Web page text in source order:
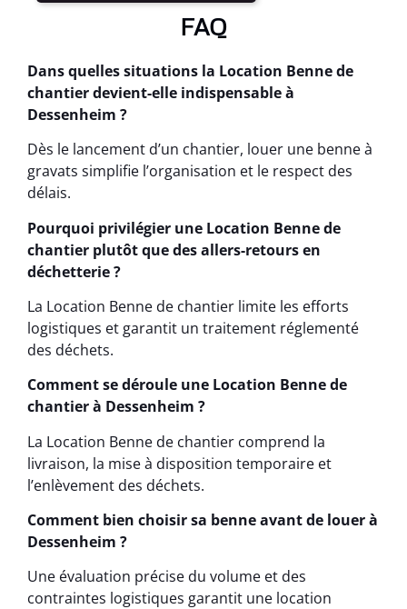
FAQ
Dans quelles situations la Location Benne de
chantier devient-elle indispensable à
Dessenheim ?
Dès le lancement d’un chantier, louer une benne à
gravats simplifie l’organisation et le respect des
délais.
Pourquoi privilégier une Location Benne de
chantier plutôt que des allers-retours en
déchetterie ?
La Location Benne de chantier limite les efforts
logistiques et garantit un traitement réglementé
des déchets.
Comment se déroule une Location Benne de
chantier à Dessenheim ?
La Location Benne de chantier comprend la
livraison, la mise à disposition temporaire et
l’enlèvement des déchets.
Comment bien choisir sa benne avant de louer à
Dessenheim ?
Une évaluation précise du volume et des
contraintes logistiques garantit une location